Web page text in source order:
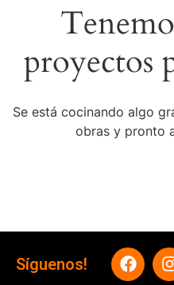
proyectos
Se está cocinando algo
obras y pronto
Síguenos!